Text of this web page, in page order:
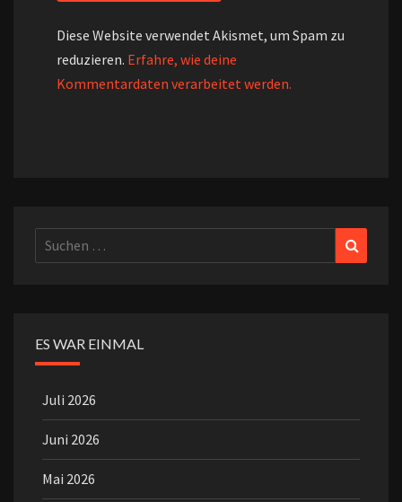
Diese Website verwendet Akismet, um Spam zu
reduzieren. Erfahre, wie deine
Kommentardaten verarbeitet werden.
Suchen
nach:
ES WAR EINMAL
Juli 2026
Juni 2026
Mai 2026